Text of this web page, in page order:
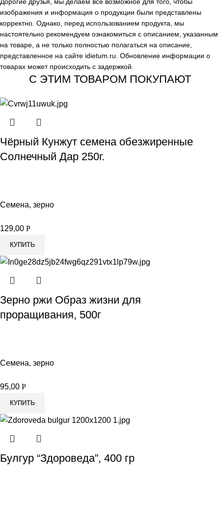
Дорогие друзья, мы делаем всё возможное для того, чтобы
изображения и информация о продукции были представлены
корректно. Однако, перед использованием продукта, мы
настоятельно рекомендуем ознакомиться с описанием, указанным
на товаре, а не только полностью полагаться на описание,
представленное на сайте idietum.ru. Обновление информации о
товарах может происходить с задержкой.
С ЭТИМ ТОВАРОМ ПОКУПАЮТ
Чёрный Кунжут семена обезжиренные
Солнечный Дар 250г.
Семена, зерно
129,00 Р
КУПИТЬ
Зерно ржи Образ жизни для
проращивания, 500г
Семена, зерно
95,00 Р
КУПИТЬ
Булгур “Здороведа”, 400 гр